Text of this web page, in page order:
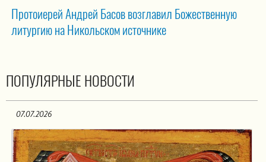
Протоиерей Андрей Басов возглавил Божественную
литургию на Никольском источнике
ПОПУЛЯРНЫЕ НОВОСТИ
07.07.2026